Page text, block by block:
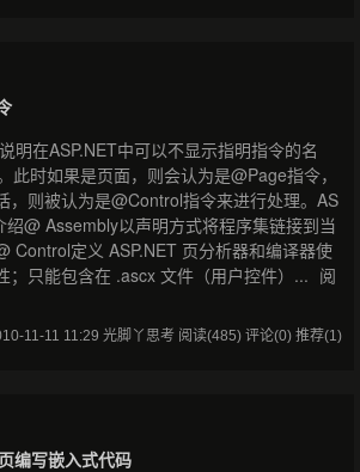
明在ASP.NET中可以不显示指明指令的名
此时如果是页面，则会认为是@Page指令，
，则被认为是@Control指令来进行处理。AS
绍@ Assembly以声明方式将程序集链接到当
Control定义 ASP.NET 页分析器和编译器使
；只能包含在 .ascx 文件（用户控件）... 阅
11-11 11:29 光脚丫思考 阅读(485) 评论(0) 推荐(1)
编写嵌入式代码